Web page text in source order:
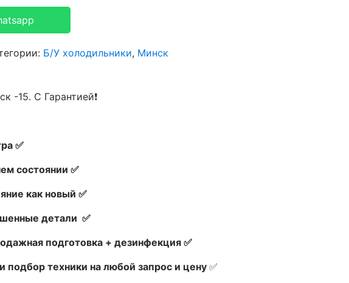
Б/У холодильники, Минск
-15. С Гарантией❗
✅
состоянии ✅
как новый ✅
детали ✅
подготовка + дезинфекция ✅
подбор техники на любой запрос и цену ✅